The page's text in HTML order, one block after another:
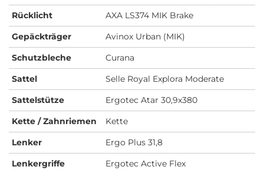
Rücklicht
AXA LS374 MIK Brake
Gepäckträger
Avinox Urban (MIK)
Schutzbleche
Curana
Sattel
Selle Royal Explora Moderate
Sattelstütze
Ergotec Atar 30,9x380
Kette / Zahnriemen
Kette
Lenker
Ergo Plus 31,8
Lenkergriffe
Ergotec Active Flex